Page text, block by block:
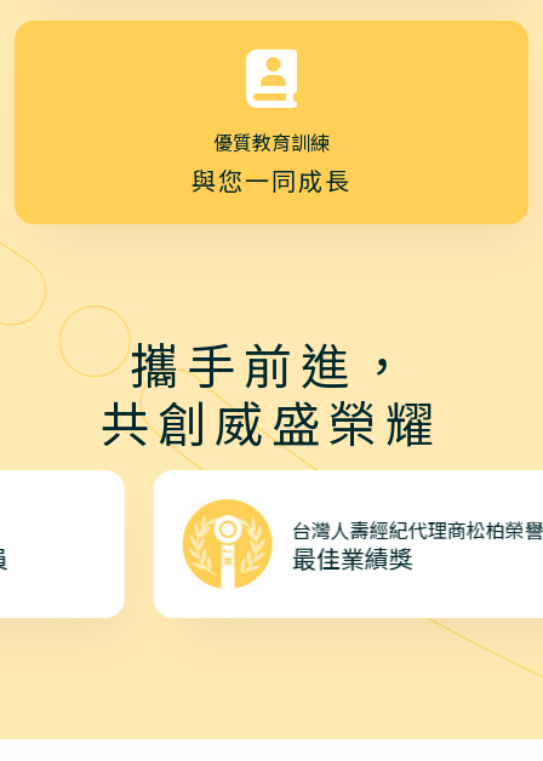
優質教育訓練
與您一同成長
攜手前進，
共創威盛榮耀
台灣人壽經紀代理商松柏榮譽大會
最佳業績獎